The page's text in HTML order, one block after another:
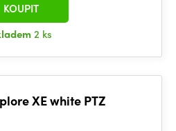
2 ks
KOUPIT
XE white PTZ